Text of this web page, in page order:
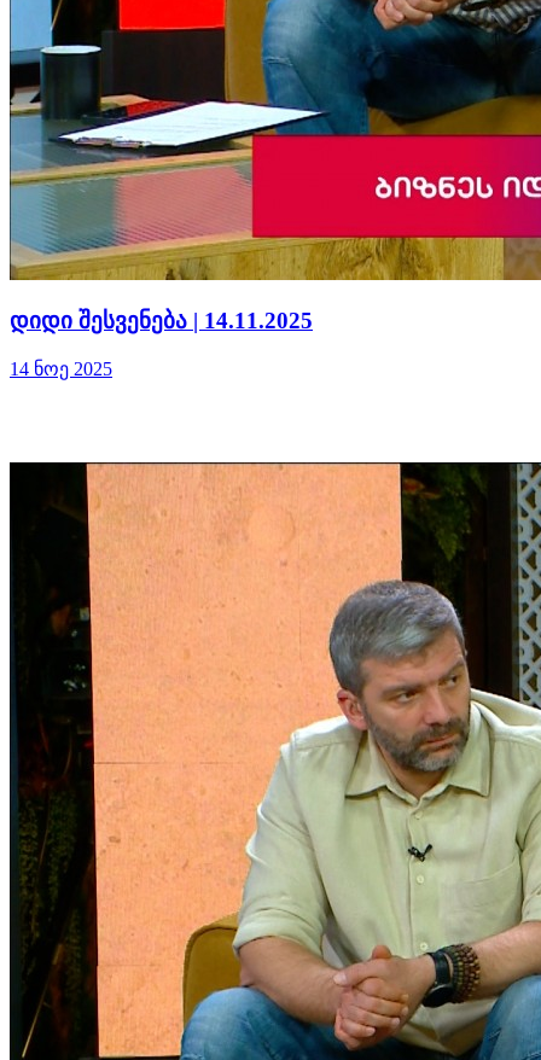
დიდი შესვენება | 14.11.2025
14 ნოე 2025